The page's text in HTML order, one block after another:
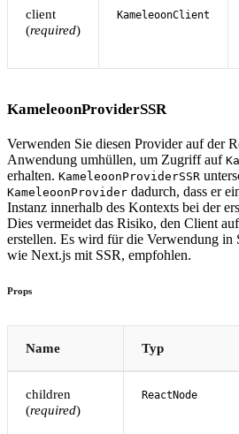
client
(required)
KameleoonClient
KameleoonProviderSSR
Verwenden Sie diesen Provider auf der
Anwendung umhüllen, um Zugriff auf
erhalten. KameleoonProviderSSR
KameleoonProvider dadurch, dass er
Instanz innerhalb des Kontexts bei der
Dies vermeidet das Risiko, den Client
erstellen. Es wird für die Verwendung in
wie Next.js mit SSR, empfohlen.
Props
Name Typ
children
(required)
ReactNode